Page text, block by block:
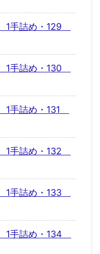
1手詰め・129
1手詰め・130
1手詰め・131
1手詰め・132
1手詰め・133
1手詰め・134